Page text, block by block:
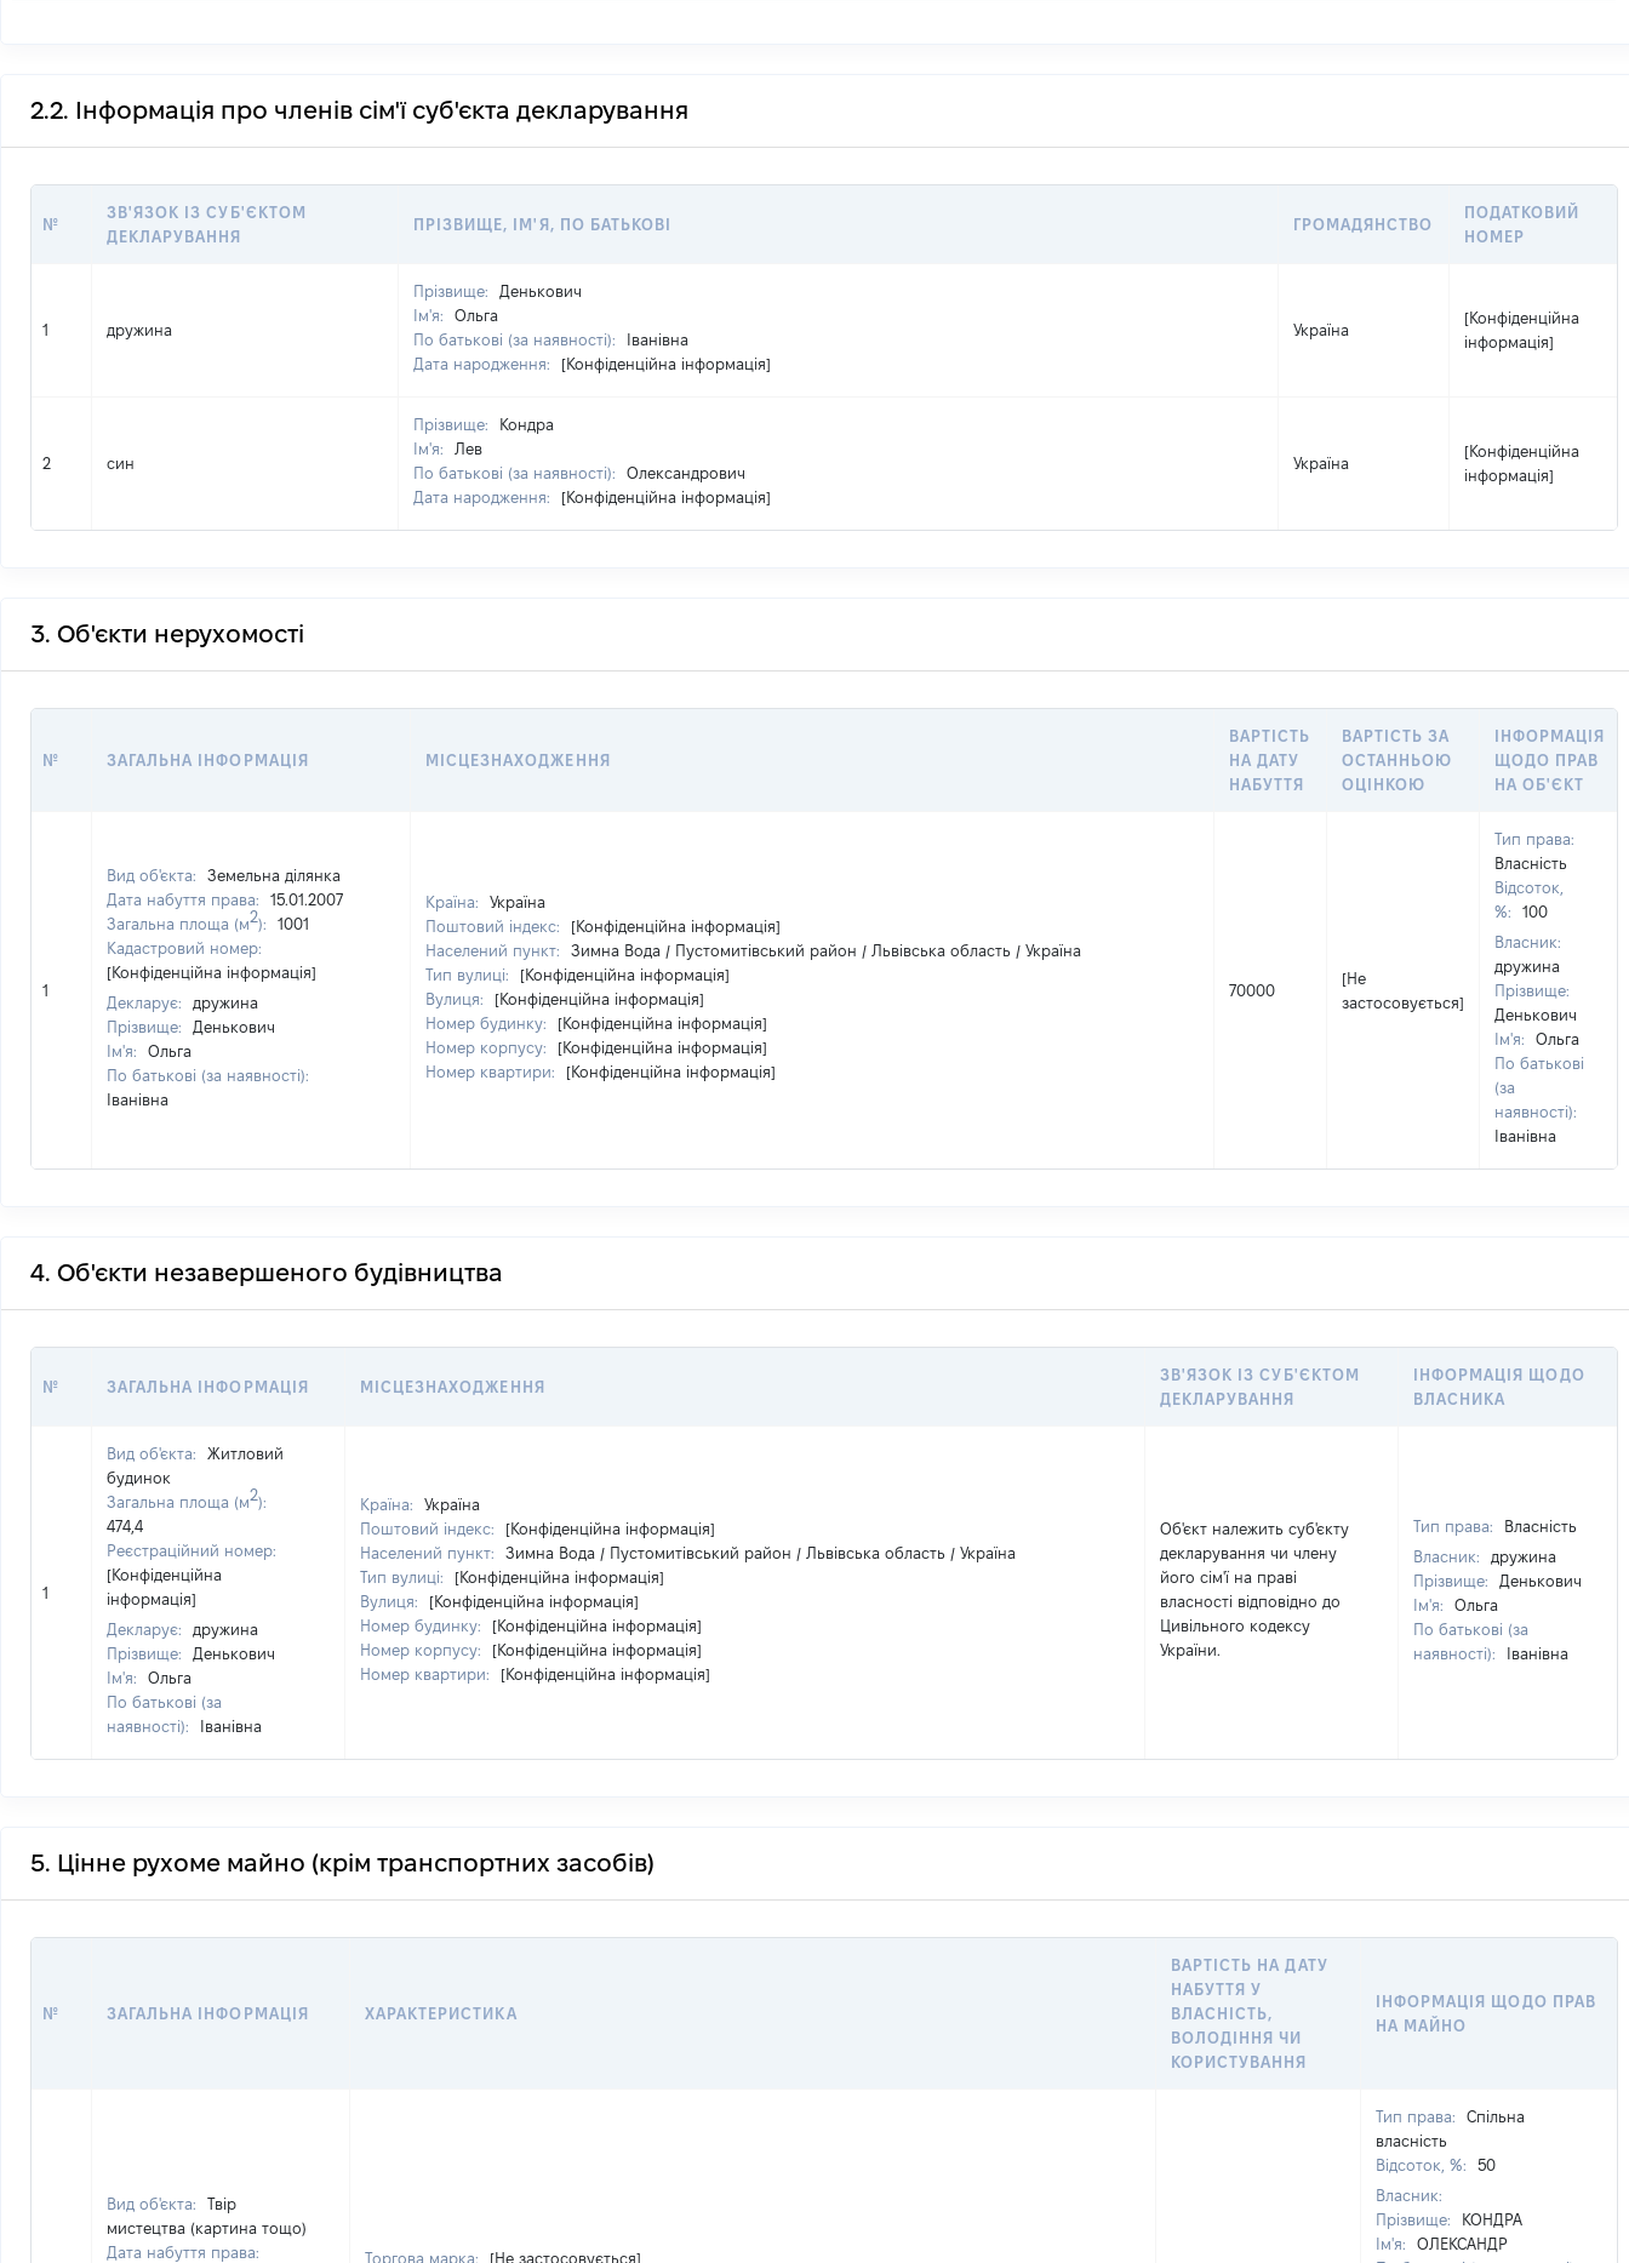
2.2. Інформація про членів сім'ї суб'єкта декларування
№
ЗВ'ЯЗОК ІЗ СУБ'ЄКТОМ
ДЕКЛАРУВАННЯ
ПРІЗВИЩЕ, ІМ'Я, ПО БАТЬКОВІ ГРОМАДЯНСТВО
ПОДАТКОВИЙ
НОМЕР
1 дружина
Прізвище:
Денькович
Ім'я:
Ольга
По батькові (за наявності):
Іванівна
Дата народження:
[Конфіденційна інформація]
Україна
[Конфіденційна
інформація]
2 син
Прізвище:
Кондра
Ім'я:
Лев
По батькові (за наявності):
Олександрович
Дата народження:
[Конфіденційна інформація]
Україна
[Конфіденційна
інформація]
3. Об'єкти нерухомості
№ ЗАГАЛЬНА ІНФОРМАЦІЯ МІСЦЕЗНАХОДЖЕННЯ
ВАРТІСТЬ
НА ДАТУ
НАБУТТЯ
ВАРТІСТЬ ЗА
ОСТАННЬОЮ
ОЦІНКОЮ
ІНФОРМАЦІЯ
ЩОДО ПРАВ
НА ОБ'ЄКТ
1
Вид об'єкта:
Земельна ділянка
Дата набуття права:
15.01.2007
Загальна площа (м2):
1001
Кадастровий номер:
[Конфіденційна інформація]
Декларує:
дружина
Прізвище:
Денькович
Ім'я:
Ольга
По батькові (за наявності):
Іванівна
Країна:
Україна
Поштовий індекс:
[Конфіденційна інформація]
Населений пункт:
Зимна Вода / Пустомитівський район / Львівська область / Україна
Тип вулиці:
[Конфіденційна інформація]
Вулиця:
[Конфіденційна інформація]
Номер будинку:
[Конфіденційна інформація]
Номер корпусу:
[Конфіденційна інформація]
Номер квартири:
[Конфіденційна інформація]
70000
[Не
застосовується]
Тип права:
Власність
Відсоток,
%:
100
Власник:
дружина
Прізвище:
Денькович
Ім'я:
Ольга
По батькові
(за
наявності):
Іванівна
4. Об'єкти незавершеного будівництва
№ ЗАГАЛЬНА ІНФОРМАЦІЯ МІСЦЕЗНАХОДЖЕННЯ
ЗВ'ЯЗОК ІЗ СУБ'ЄКТОМ
ДЕКЛАРУВАННЯ
ІНФОРМАЦІЯ ЩОДО
ВЛАСНИКА
1
Вид об'єкта:
Житловий
будинок
Загальна площа (м2):
474,4
Реєстраційний номер:
[Конфіденційна
інформація]
Декларує:
дружина
Прізвище:
Денькович
Ім'я:
Ольга
По батькові (за
наявності):
Іванівна
Країна:
Україна
Поштовий індекс:
[Конфіденційна інформація]
Населений пункт:
Зимна Вода / Пустомитівський район / Львівська область / Україна
Тип вулиці:
[Конфіденційна інформація]
Вулиця:
[Конфіденційна інформація]
Номер будинку:
[Конфіденційна інформація]
Номер корпусу:
[Конфіденційна інформація]
Номер квартири:
[Конфіденційна інформація]
Об'єкт належить суб'єкту
декларування чи члену
його сім'ї на праві
власності відповідно до
Цивільного кодексу
України.
Тип права:
Власність
Власник:
дружина
Прізвище:
Денькович
Ім'я:
Ольга
По батькові (за
наявності):
Іванівна
5. Цінне рухоме майно (крім транспортних засобів)
№ ЗАГАЛЬНА ІНФОРМАЦІЯ ХАРАКТЕРИСТИКА
ВАРТІСТЬ НА ДАТУ
НАБУТТЯ У
ВЛАСНІСТЬ,
ВОЛОДІННЯ ЧИ
КОРИСТУВАННЯ
ІНФОРМАЦІЯ ЩОДО ПРАВ
НА МАЙНО
Вид об'єкта:
Твір
мистецтва (картина тощо)
Дата набуття права:
Торгова марка: [Не застосовується]
Тип права:
Спільна
власність
Відсоток, %:
50
Власник:
Прізвище:
КОНДРА
Ім'я:
ОЛЕКСАНДР